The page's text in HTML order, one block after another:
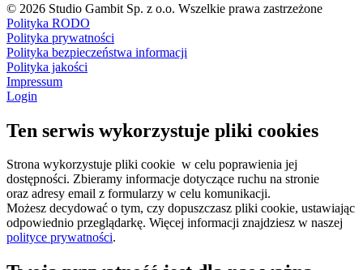
© 2026 Studio Gambit Sp. z o.o. Wszelkie prawa zastrzeżone
Polityka RODO
Polityka prywatności
Polityka bezpieczeństwa informacji
Polityka jakości
Impressum
Login
Ten serwis wykorzystuje pliki cookies
Strona wykorzystuje pliki cookie w celu poprawienia jej
dostępności. Zbieramy informacje dotyczące ruchu na stronie
oraz adresy email z formularzy w celu komunikacji.
Możesz decydować o tym, czy dopuszczasz pliki cookie, ustawiając
odpowiednio przeglądarkę. Więcej informacji znajdziesz w naszej
polityce prywatności.